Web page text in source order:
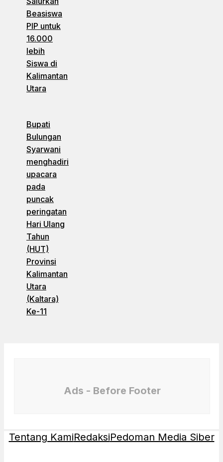
Beasiswa
PIP untuk
16.000
lebih
Siswa di
Kalimantan
Utara
Bupati
Bulungan
Syarwani
menghadiri
upacara
pada
puncak
peringatan
Hari Ulang
Tahun
(HUT)
Provinsi
Kalimantan
Utara
(Kaltara)
Ke-11
Ads - Before Footer
Tentang KamiRedaksiPedoman Media Siber